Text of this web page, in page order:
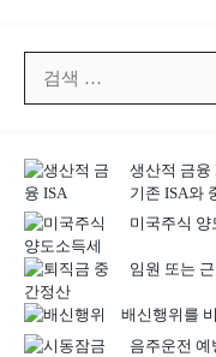
생산적 금융
기존 ISA와
미국주식 양
임원 또는
배신행위를
음주운전